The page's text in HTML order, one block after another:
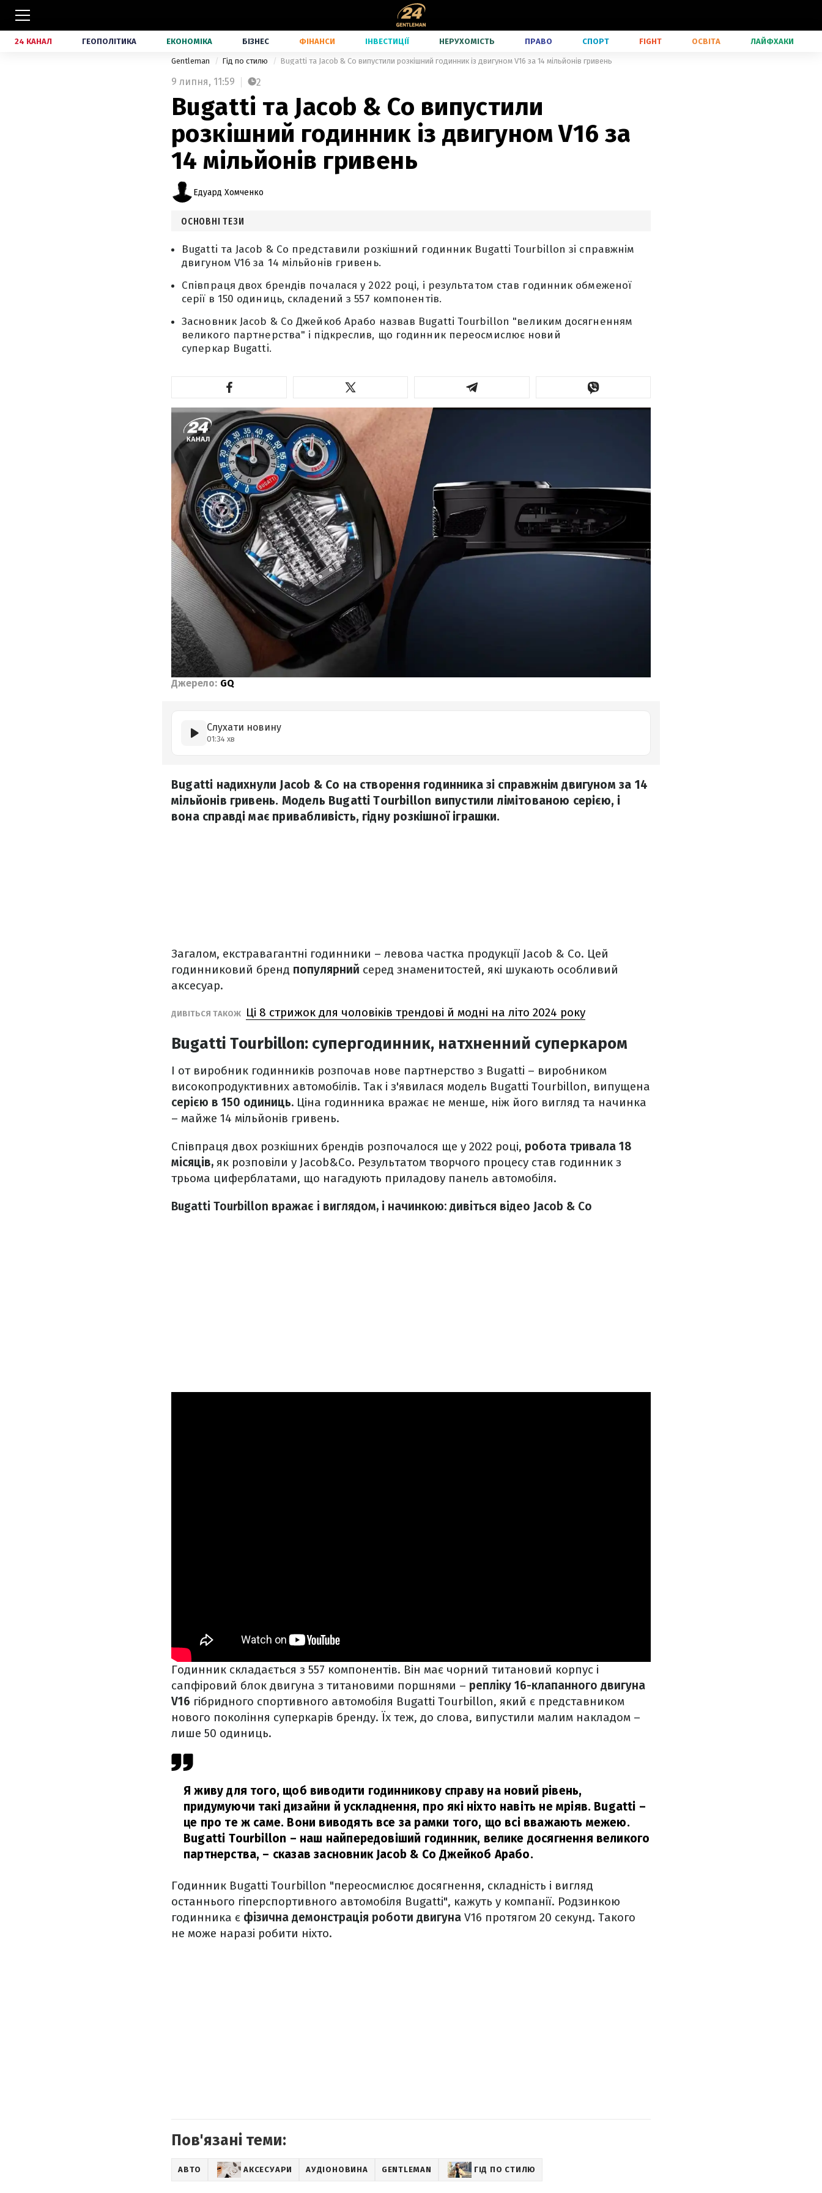
24 КАНАЛ ГЕОПОЛІТИКА ЕКОНОМІКА БІЗНЕС ФІНАНСИ ІНВЕСТИЦІЇ НЕРУХОМІСТЬ ПРАВО СПОРТ FIGHT ОСВІТА ЛАЙФХАКИ
Gentleman Гід по стилю Bugatti та Jacob & Co випустили розкішний годинник із двигуном V16 за 14 мільйонів гривень
9 липня, 11:59 2
Bugatti та Jacob & Co випустили
розкішний годинник із двигуном V16 за
14 мільйонів гривень
Едуард Хомченко
ОСНОВНІ ТЕЗИ
Bugatti та Jacob & Co представили розкішний годинник Bugatti Tourbillon зі справжнім
двигуном V16 за 14 мільйонів гривень.
Співпраця двох брендів почалася у 2022 році, і результатом став годинник обмеженої
серії в 150 одиниць, складений з 557 компонентів.
Засновник Jacob & Co Джейкоб Арабо назвав Bugatti Tourbillon "великим досягненням
великого партнерства" і підкреслив, що годинник переосмислює новий
суперкар Bugatti.
Джерело: GQ
Слухати новину
01:34 хв
Bugatti надихнули Jacob & Co на створення годинника зі справжнім двигуном за 14
мільйонів гривень. Модель Bugatti Tourbillon випустили лімітованою серією, і
вона справді має привабливість, гідну розкішної іграшки.
Загалом, екстравагантні годинники – левова частка продукції Jacob & Co. Цей
годинниковий бренд популярний серед знаменитостей, які шукають особливий
аксесуар.
ДИВІТЬСЯ ТАКОЖ Ці 8 стрижок для чоловіків трендові й модні на літо 2024 року
Bugatti Tourbillon: супергодинник, натхненний суперкаром
І от виробник годинників розпочав нове партнерство з Bugatti – виробником
високопродуктивних автомобілів. Так і з'явилася модель Bugatti Tourbillon, випущена
серією в 150 одиниць. Ціна годинника вражає не менше, ніж його вигляд та начинка
– майже 14 мільйонів гривень.
Співпраця двох розкішних брендів розпочалося ще у 2022 році, робота тривала 18
місяців, як розповіли у Jacob&Co. Результатом творчого процесу став годинник з
трьома циферблатами, що нагадують приладову панель автомобіля.
Bugatti Tourbillon вражає і виглядом, і начинкою: дивіться відео Jacob & Co
Годинник складається з 557 компонентів. Він має чорний титановий корпус і
сапфіровий блок двигуна з титановими поршнями – репліку 16-клапанного двигуна
V16 гібридного спортивного автомобіля Bugatti Tourbillon, який є представником
нового покоління суперкарів бренду. Їх теж, до слова, випустили малим накладом –
лише 50 одиниць.
Я живу для того, щоб виводити годинникову справу на новий рівень,
придумуючи такі дизайни й ускладнення, про які ніхто навіть не мріяв. Bugatti –
це про те ж саме. Вони виводять все за рамки того, що всі вважають межею.
Bugatti Tourbillon – наш найпередовіший годинник, велике досягнення великого
партнерства, – сказав засновник Jacob & Co Джейкоб Арабо.
Годинник Bugatti Tourbillon "переосмислює досягнення, складність і вигляд
останнього гіперспортивного автомобіля Bugatti", кажуть у компанії. Родзинкою
годинника є фізична демонстрація роботи двигуна V16 протягом 20 секунд. Такого
не може наразі робити ніхто.
Пов'язані теми:
АВТО АКСЕСУАРИ АУДІОНОВИНА GENTLEMAN ГІД ПО СТИЛЮ